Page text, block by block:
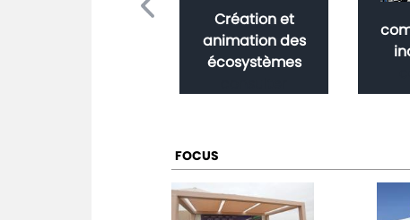
Création et
animation des
écosystèmes
FOCUS